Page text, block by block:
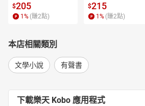
$205
1 % (賺2點)
$215
1 % (賺2點)
本店相關類別
文學小說 有聲書
下載樂天 Kobo 應用程式